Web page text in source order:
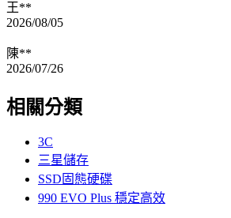
王**
2026/08/05
陳**
2026/07/26
相關分類
3C
三星儲存
SSD固態硬碟
990 EVO Plus 穩定高效